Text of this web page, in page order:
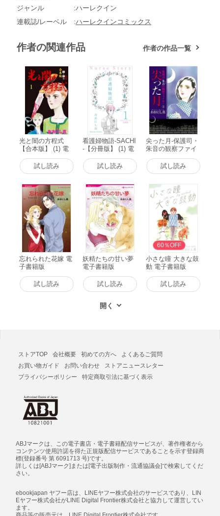
ジャンル
ハーレクイン
連載誌/レーベル
ハーレクインコミックス
作者の関連作品 作者の作品一覧
光と闇の方程式
【合本版】 (1) 電
子書籍版
試し読み
看護婦物語-SACHI
-【分冊版】 (1) 電
子書籍版
試し読み
尖った月-保護司・
朱音の観察ファイ
ル- (1) 電子書籍版
試し読み
忘れられた花嫁 電
子書籍版
試し読み
妖精たちの甘い夢
電子書籍版
試し読み
60％OFF
小さな瞳 大きな鼓
動 電子書籍版
試し読み
ストアTOP 会社概要 初めての方へ
よくあるご質問
お買い物ガイド
お問い合わせ
ストアニュースレター
プライバシーポリシー
特定商取引法に基づく表示
ABJマークは、この電子書店・電子書籍配信サービスが、著作権者から
コンテンツ使用許諾を得た正規版配信サービスであることを示す登録商
標(登録番号 第 6091713 号)です。
詳しくは[ABJマーク]または[電子出版制作・流通協議会]で検索してくだ
さい。
ebookjapan ヤフー店は、LINEヤフー株式会社のサービスであり、LIN
Eヤフー株式会社がLINE Digital Frontier株式会社と協力して運営してい
ます。